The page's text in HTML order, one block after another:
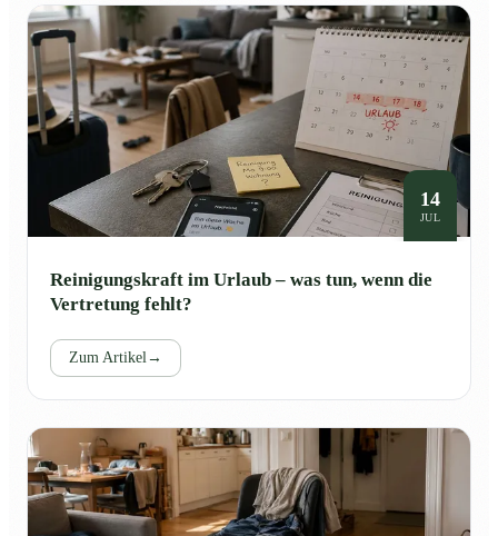
14
JUL
Reinigungskraft im Urlaub – was tun, wenn die
Vertretung fehlt?
Zum Artikel→